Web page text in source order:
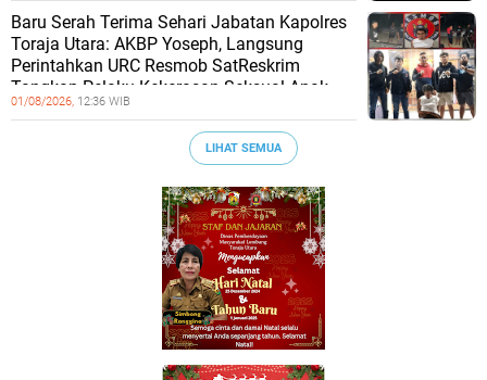
Baru Serah Terima Sehari Jabatan Kapolres
Toraja Utara: AKBP Yoseph, Langsung
Perintahkan URC Resmob SatReskrim
Tangkap Pelaku Kekerasan Seksual Anak
01/08/2026, 12:36 WIB
LIHAT SEMUA